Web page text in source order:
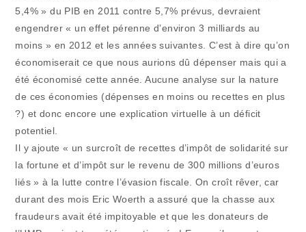
5,4% » du PIB en 2011 contre 5,7% prévus, devraient
engendrer « un effet pérenne d’environ 3 milliards au
moins » en 2012 et les années suivantes. C’est à dire qu’on
économiserait ce que nous aurions dû dépenser mais qui a
été économisé cette année. Aucune analyse sur la nature
de ces économies (dépenses en moins ou recettes en plus
?) et donc encore une explication virtuelle à un déficit
potentiel.
Il y ajoute « un surcroît de recettes d’impôt de solidarité sur
la fortune et d’impôt sur le revenu de 300 millions d’euros
liés » à la lutte contre l’évasion fiscale. On croît rêver, car
durant des mois Eric Woerth a assuré que la chasse aux
fraudeurs avait été impitoyable et que les donateurs de